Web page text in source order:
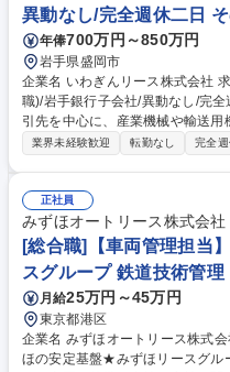
異動なし/完全週休二日
年俸700万円～850万円
岩手県盛岡市
企業名 いわぎんリース株式会社 求人名 【盛岡】リース営業(即戦力・管理
職)/岩手銀行子会社/異動なし/完全週休二日 仕事の内容 ◎
引先を中心に、産業機械や輸送
業を担当いただきます。売り上
という立ち位置を目指しています
ョナルとして、単独での営業活動
と、岩手銀行営業店の行員との
のお取引先の設備投資に対する営
す。【変更の範囲】会社の定める業務 募集職種 【盛岡】リース営
力・管理職)/岩手銀行子会社/異動
業界未経験歓迎 転勤なし 完全週
正社員
みずほオートリース株式会社
[総合職]【車両管理担当
スグループ 鉄道技術管理
月給25万円～45万円
東京都港区
企業名 みずほオートリース株式会社 求人名 [総合職]【車両管理担当
ほの安定基盤★みずほリースグループ★ 仕事の内容 法人のお